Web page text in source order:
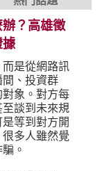
？高雄徵
據
是從網路訊
、投資群
象。對方每
談到未來規
等到對方開
多人雖然覺
。